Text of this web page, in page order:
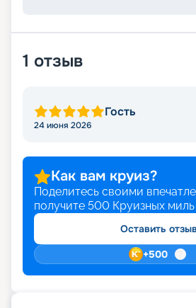
1 отзыв
Гость
24 июня 2026
Как вам круиз?
Поделитесь своими
получите 500 Круизных миль
Оставить
+500